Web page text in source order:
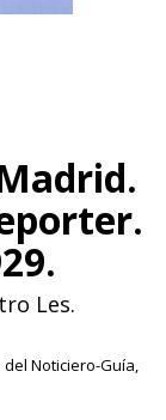
Les.
Noticiero-Guía,